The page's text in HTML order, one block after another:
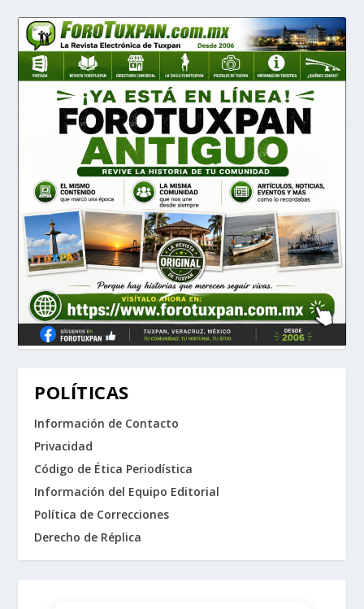
POLÍTICAS
Información de Contacto
Privacidad
Código de Ética Periodística
Información del Equipo Editorial
Política de Correcciones
Derecho de Réplica